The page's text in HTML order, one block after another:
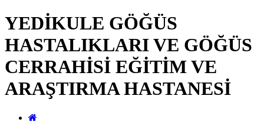
YEDİKULE GÖĞÜS
HASTALIKLARI VE GÖĞÜS
CERRAHİSİ EĞİTİM VE
ARAŞTIRMA HASTANESİ